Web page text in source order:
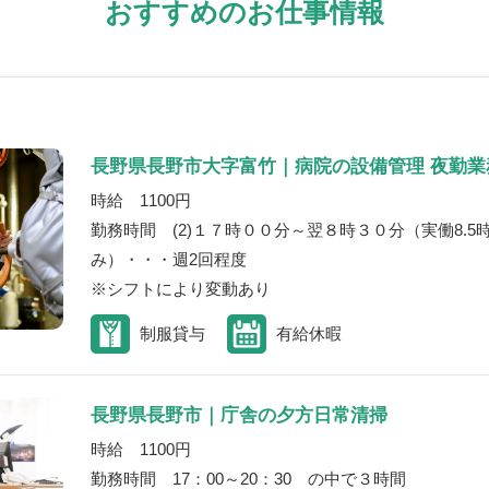
おすすめのお仕事情報
長野県長野市大字富竹｜病院の設備管理 夜勤業
時給 1100円
勤務時間 (2)１７時００分～翌８時３０分（実働8.5
み）・・・週2回程度
※シフトにより変動あり
制服貸与 有給休暇
長野県長野市｜庁舎の夕方日常清掃
時給 1100円
勤務時間 17：00～20：30 の中で３時間